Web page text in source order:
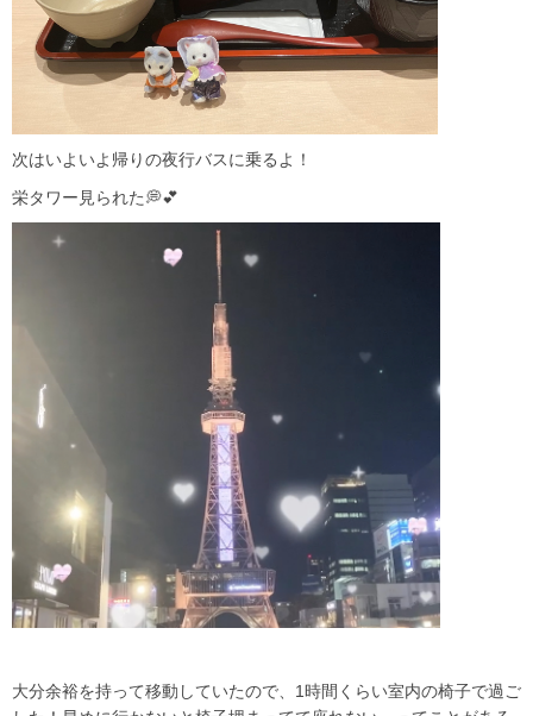
次はいよいよ帰りの夜行バスに乗るよ！
栄タワー見られた💭💕
大分余裕を持って移動していたので、1時間くらい室内の椅子で過ご